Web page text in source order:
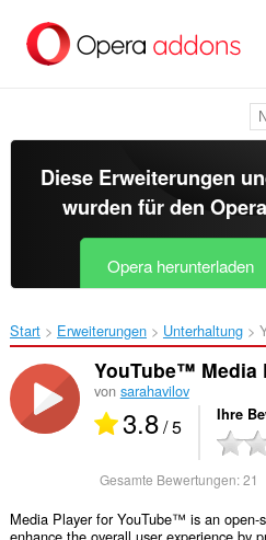
Hauptinhalt
springen
Diese Erweiterungen
wurden für den
Opera herunterladen
Start Erweiterungen Unterhaltung
YouTube™ Media
von sarahavilov
3.8/ 5 Ihre
Gesamte Bewertungen:21
Media Player for YouTube™ is an open-